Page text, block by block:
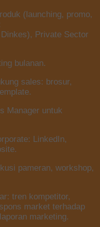
(launching, promo,
Private Sector
bulanan.
sales: brosur,
Manager untuk
LinkedIn,
pameran, workshop,
tren kompetitor,
market terhadap
marketing.